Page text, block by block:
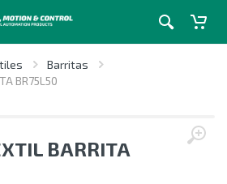
Barritas
BR75L50
BARRITA